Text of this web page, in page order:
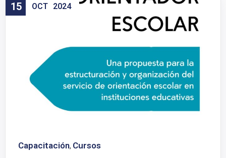
15 OCT 2024
Capacitación, Cursos